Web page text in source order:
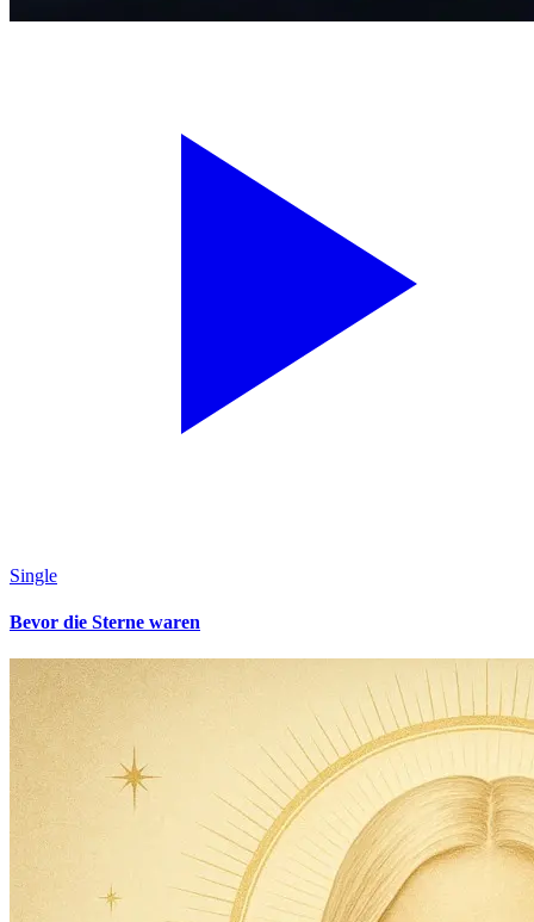
Single
Bevor die Sterne waren